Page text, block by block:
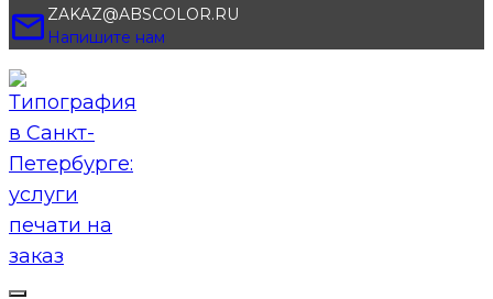
ZAKAZ@ABSCOLOR.RU
Напишите нам